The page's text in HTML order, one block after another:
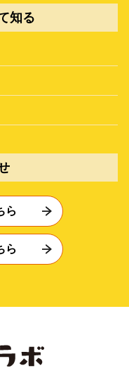
知る
ら
ら